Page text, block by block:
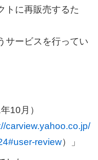
トに再販売するた
サービスを行ってい
10月）
carview.yahoo.co.jp/
review）」